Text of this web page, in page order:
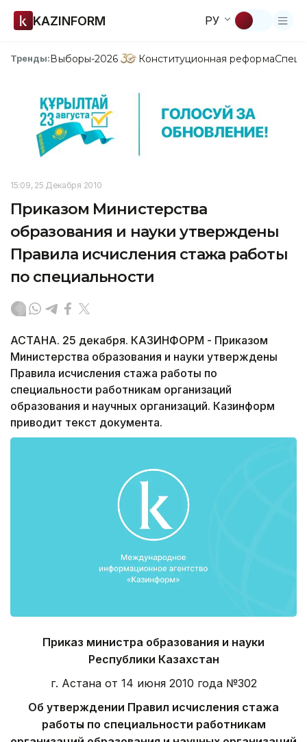
KAZINFORM РУ
Тренды:Выборы-2026 Конституционная реформа
15:09, 25 Декабря 2010
Приказом Министерства
образования и науки утверждены
Правила исчисления стажа работы
по специальности
АСТАНА. 25 декабря. КАЗИНФОРМ - Приказом
Министерства образования и науки утверждены
Правила исчисления стажа работы по
специальности работникам организаций
образования и научных организаций. Казинформ
приводит текст документа.
Приказ министра образования и науки
Республики Казахстан
г. Астана от 14 июня 2010 года №302
Об утверждении Правил исчисления стажа
работы по специальности работникам